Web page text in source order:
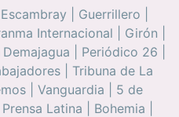
Escambray Guerrillero
Internacional Girón
Demajagua Periódico 26
Tribuna de La
| Vanguardia
5 de
Prensa Latina Bohemia